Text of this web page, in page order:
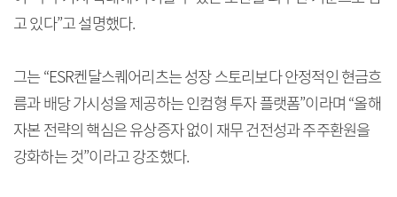
고 있다”고 설명했다.
그는 “ESR켄달스퀘어리츠는 성장 스토리보다 안정적인 현금흐
름과 배당 가시성을 제공하는 인컴형 투자 플랫폼”이라며 “올해
자본 전략의 핵심은 유상증자 없이 재무 건전성과 주주환원을
강화하는 것”이라고 강조했다.